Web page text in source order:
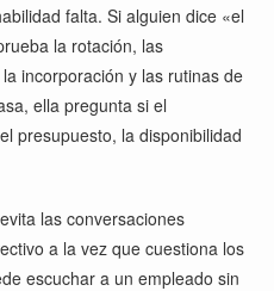
falta. Si alguien dice «el
la rotación, las
incorporación y las rutinas de
ella pregunta si el
presupuesto, la disponibilidad
las conversaciones
a la vez que cuestiona los
escuchar a un empleado sin